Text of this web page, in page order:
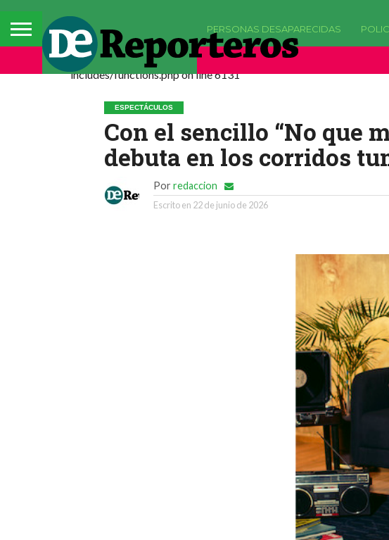
PERSONAS DESAPARECIDAS
Deprecated: La función comments_popup_script ha quedado
includes/functions.php on line 6131
ESPECTÁCULOS
Con el sencillo “No que
debuta en los corridos
Por redaccion
Escrito en 22 de junio de 2026